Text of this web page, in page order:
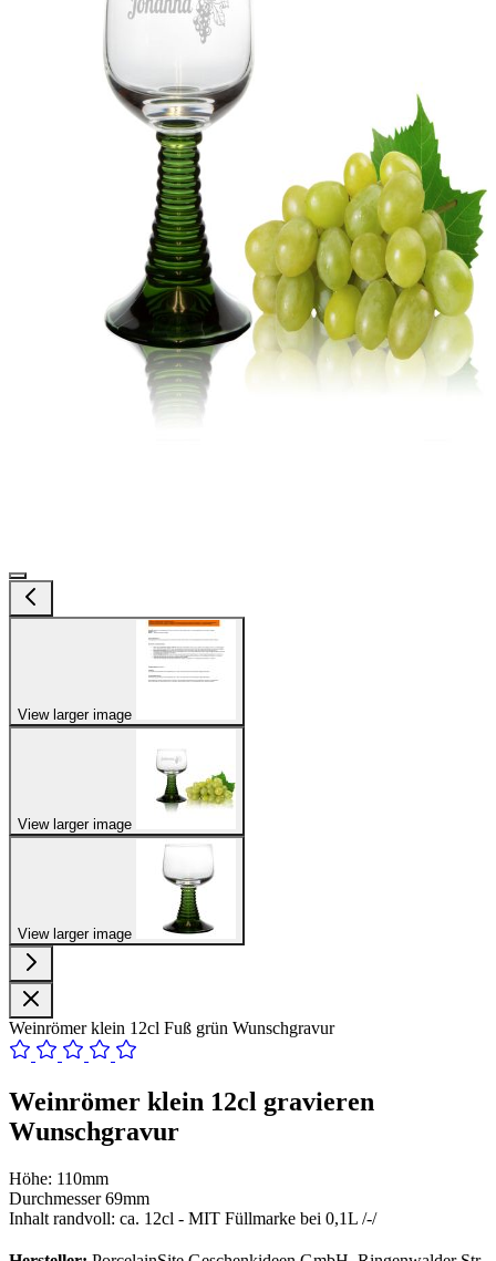
View larger image
View larger image
View larger image
Weinrömer klein 12cl Fuß grün Wunschgravur
Weinrömer klein 12cl gravieren
Wunschgravur
Höhe: 110mm
Durchmesser 69mm
Inhalt randvoll: ca. 12cl - MIT Füllmarke bei 0,1L /-/